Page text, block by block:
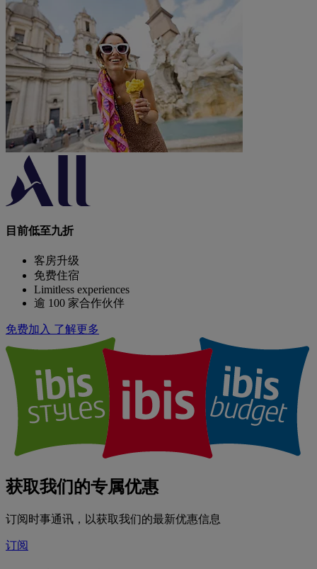
目前低至九折
客房升级
免费住宿
Limitless experiences
逾 100 家合作伙伴
免费加入 了解更多
获取我们的专属优惠
订阅时事通讯，以获取我们的最新优惠信息
订阅